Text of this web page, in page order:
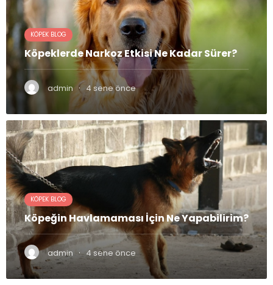
KÖPEK BLOG
Köpeklerde Narkoz Etkisi Ne Kadar Sürer?
admin · 4 sene önce
KÖPEK BLOG
Köpeğin Havlamaması İçin Ne Yapabilirim?
admin · 4 sene önce